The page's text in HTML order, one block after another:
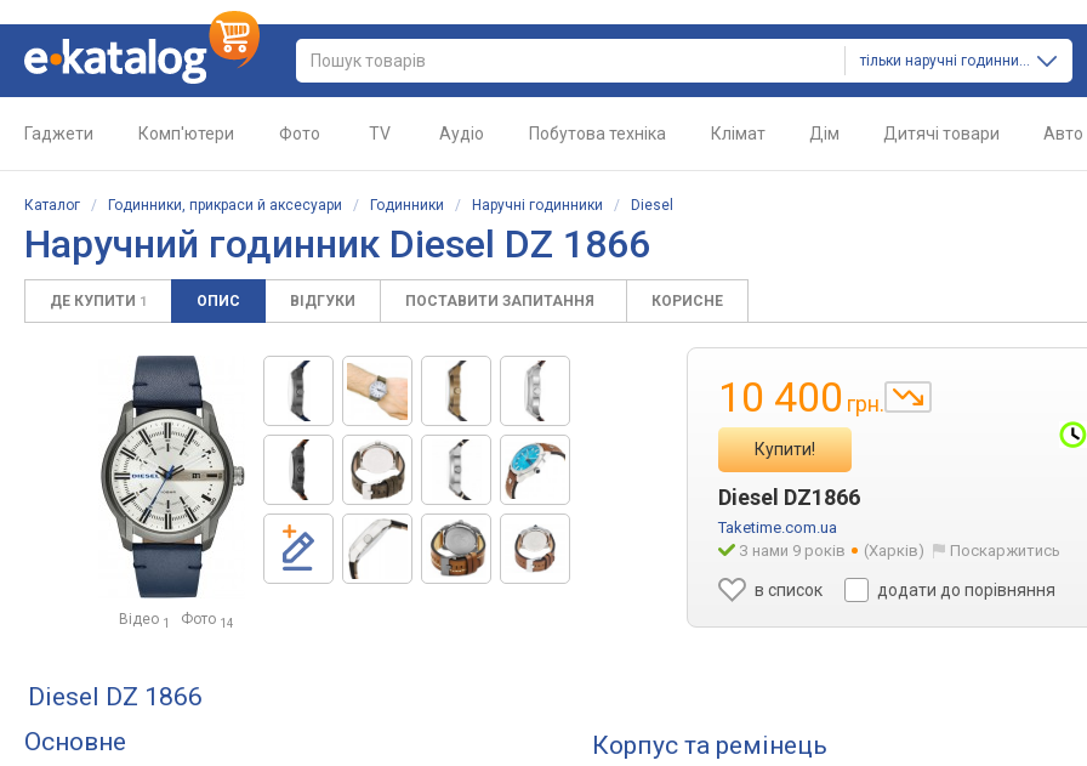
тільки наручні годинники
Гаджети Комп'ютери Фото TV Аудіо Побутова техніка Клімат Дім Дитячі товари Авто
Каталог / Годинники, прикраси й аксесуари / Годинники / Наручні годинники / Diesel
Наручний годинник Diesel DZ 1866
ДЕ КУПИТИ 1 ОПИС ВІДГУКИ ПОСТАВИТИ ЗАПИТАННЯ КОРИСНЕ
Відео 1 Фото 14
10 400 грн.
Купити!
Diesel DZ1866
Taketime.com.ua
З нами 9 років
(Харків) Поскаржитись
в список додати до порівняння
Diesel DZ 1866
Основне
Корпус та ремінець